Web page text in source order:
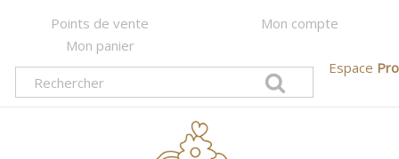
Points de vente
Mon compte
Mon panier
Espace Pro